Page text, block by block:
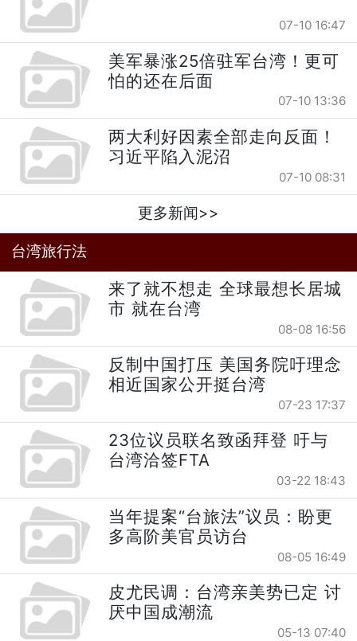
07-10 16:47
美军暴涨25倍驻军台湾！更可
怕的还在后面
07-10 13:36
两大利好因素全部走向反面！
习近平陷入泥沼
07-10 08:31
更多新闻>>
台湾旅行法
来了就不想走 全球最想长居城
市 就在台湾
08-08 16:56
反制中国打压 美国务院吁理念
相近国家公开挺台湾
07-23 17:37
23位议员联名致函拜登 吁与
台湾洽签FTA
03-22 18:43
当年提案“台旅法”议员：盼更
多高阶美官员访台
08-05 16:49
皮尤民调：台湾亲美势已定 讨
厌中国成潮流
05-13 07:40